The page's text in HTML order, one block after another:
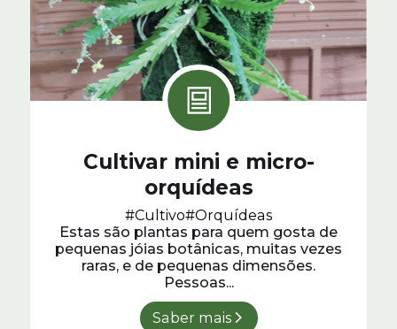
Cultivar mini e micro-
orquídeas
#Cultivo#Orquídeas
Estas são plantas para quem gosta de
pequenas jóias botânicas, muitas vezes
raras, e de pequenas dimensões.
Pessoas...
Saber mais